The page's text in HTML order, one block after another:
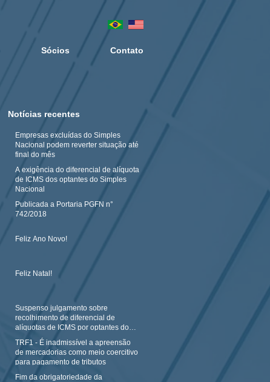
Sócios Contato
Notícias recentes
Empresas excluídas do Simples
Nacional podem reverter situação até
final do mês
A exigência do diferencial de alíquota
de ICMS dos optantes do Simples
Nacional
Publicada a Portaria PGFN n°
742/2018
Feliz Ano Novo!
Feliz Natal!
Suspenso julgamento sobre
recolhimento de diferencial de
alíquotas de ICMS por optantes do
Simples N
TRF1 - É inadmissível a apreensão
de mercadorias como meio coercitivo
para pagamento de tributos
Fim da obrigatoriedade da